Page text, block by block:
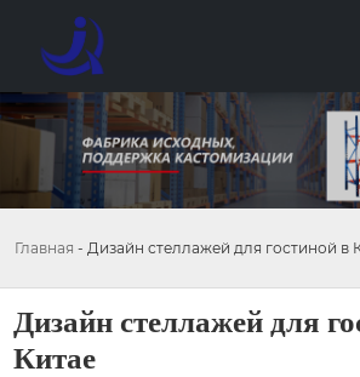
Главная - Дизайн стеллажей для гостиной в
Дизайн стеллажей для
Китае